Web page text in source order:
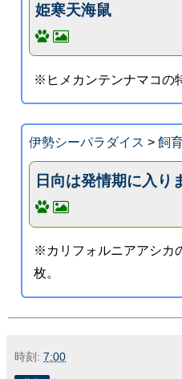
姫寒天海鼠
※ヒメカンテンナマコの
伊勢シーパラダイス > 飼
日向は発情期に入り
※カリフォルニアアシカ
枚。
時刻: 7:00